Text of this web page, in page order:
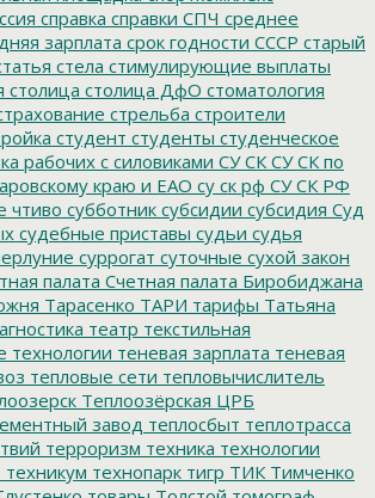
справка справки СПЧ среднее
зарплата срок годности СССР старый
стела стимулирующие выплаты
столица столица ДфО стоматология
стрельба строители
студент студенты студенческое
рабочих с силовиками СУ СК СУ СК по
краю и ЕАО су ск рф СУ СК РФ
чтиво субботник субсидии субсидия Суд
судебные приставы судьи судья
суррогат суточные сухой закон
палата Счетная палата Биробиджана
Тарасенко ТАРИ тарифы Татьяна
театр текстильная
технологии теневая зарплата теневая
тепловые сети тепловычислитель
Теплоозёрская ЦРБ
завод теплосбыт теплотрасса
терроризм техника технологии
технопарк тигр ТИК Тимченко